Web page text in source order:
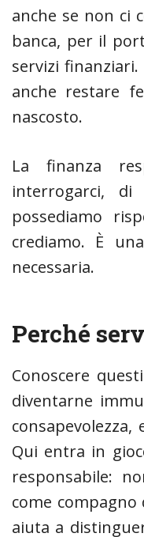
anche se non ci
banca, per il
servizi
anche restare
nascosto.
La finanza
interrogarci,
possediamo
crediamo. È
necessaria.
Perché
Conoscere
diventarne
Qui entra in
responsabile:
come compagno
aiuta a